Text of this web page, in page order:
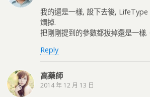
我的還是一樣, 設下去後,
爛掉.
把剛剛提到的參數都拔掉還是一樣.
Reply
高藥師
2014 年 12 月 13 日